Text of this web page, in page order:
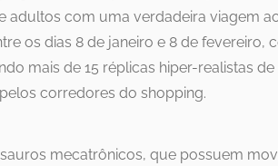
adultos com uma verdadeira viagem
os dias 8 de janeiro e 8 de fevereiro,
mais de 15 réplicas hiper-realistas de
corredores do shopping.
mecatrônicos, que possuem